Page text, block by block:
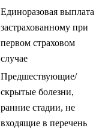
Единоразовая выплата
застрахованному при
первом страховом
случае
Предшествующие/
скрытые болезни,
ранние стадии, не
входящие в перечень